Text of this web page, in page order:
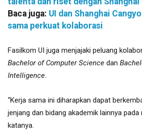
Baca juga: UI dan Shanghai
sama perkuat kolaborasi
Fasilkom UI juga menjajaki peluang
Bachelor of Computer Science dan
Intelligence.
“Kerja sama ini diharapkan dapat
jenjang dan bidang akademik lainnya pada
katanya.